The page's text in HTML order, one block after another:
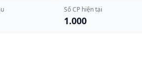
Số CP hiện tại
1.000